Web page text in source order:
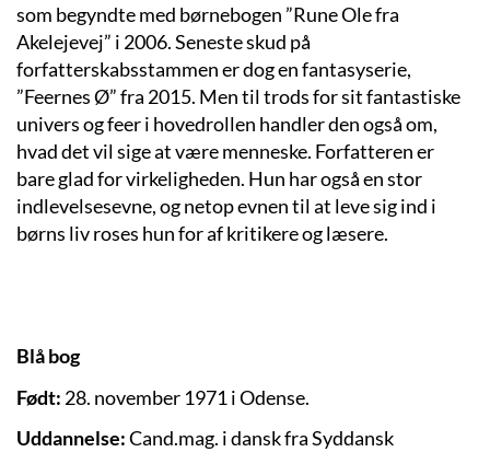
som begyndte med børnebogen ”Rune Ole fra
Akelejevej” i 2006. Seneste skud på
forfatterskabsstammen er dog en fantasyserie,
”Feernes Ø” fra 2015. Men til trods for sit fantastiske
univers og feer i hovedrollen handler den også om,
hvad det vil sige at være menneske. Forfatteren er
bare glad for virkeligheden. Hun har også en stor
indlevelsesevne, og netop evnen til at leve sig ind i
børns liv roses hun for af kritikere og læsere.
Blå bog
Født: 28. november 1971 iOdense.
Uddannelse:Cand.mag. i dansk fra Syddansk